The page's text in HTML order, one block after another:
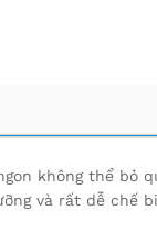
không thể bỏ
và rất dễ chế